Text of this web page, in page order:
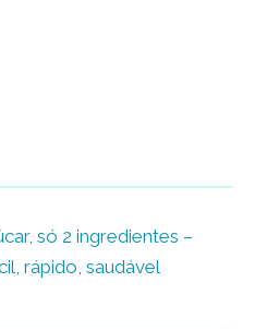
só 2 ingredientes –
rápido, saudável